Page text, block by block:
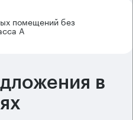
помещений без
А
в